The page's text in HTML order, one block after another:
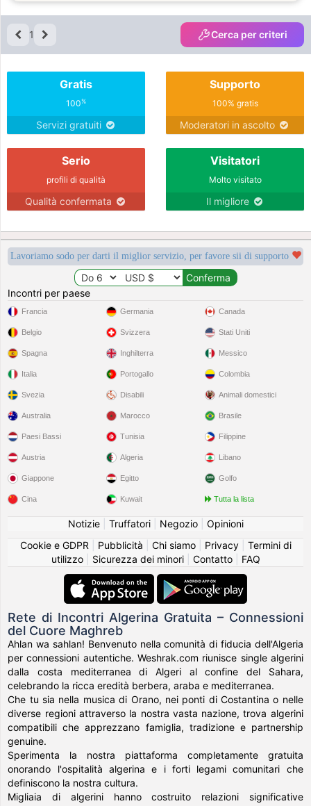
1 Cerca per criteri
Gratis
100%
Servizi gratuiti
Supporto
100% gratis
Moderatori in ascolto
Serio
profili di qualità
Qualità confermata
Visitatori
Molto visitato
Il migliore
Lavoriamo sodo per darti il miglior servizio, per favore sii di supporto
Incontri per paese
Francia
Belgio
Spagna
Italia
Svezia
Germania
Svizzera
Inghilterra
Portogallo
Disabili
Canada
Stati Uniti
Messico
Colombia
Animali domestici
Australia
Paesi Bassi
Austria
Giappone
Cina
Marocco
Tunisia
Algeria
Egitto
Kuwait
Brasile
Filippine
Libano
Golfo
Tutta la lista
Notizie| Truffatori| Negozio| Opinioni
Cookie e GDPR
Pubblicità Chi siamo| Privacy| Termini di
utilizzo| Sicurezza dei minori| Contatto| FAQ
Rete di Incontri Algerina Gratuita – Connessioni
del Cuore Maghreb
Ahlan wa sahlan! Benvenuto nella comunità di fiducia dell'Algeria
per connessioni autentiche. Weshrak.com riunisce single algerini
dalla costa mediterranea di Algeri al confine del Sahara,
celebrando la ricca eredità berbera, araba e mediterranea.
Che tu sia nella musica di Orano, nei ponti di Costantina o nelle
diverse regioni attraverso la nostra vasta nazione, trova algerini
compatibili che apprezzano famiglia, tradizione e partnership
genuine.
Sperimenta la nostra piattaforma completamente gratuita
onorando l'ospitalità algerina e i forti legami comunitari che
definiscono la nostra cultura.
Migliaia di algerini hanno costruito relazioni significative